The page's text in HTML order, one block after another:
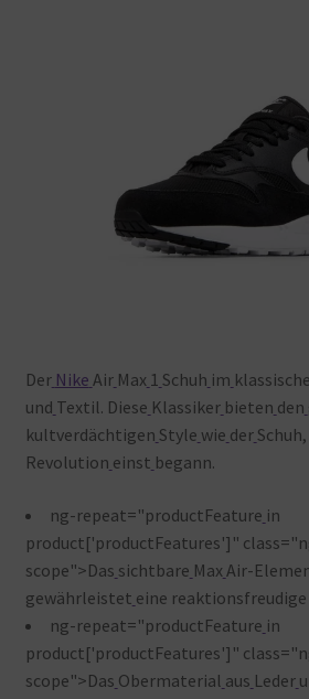
Der Nike Air Max 1 Schuh im klassische
und Textil. Diese Klassiker bieten den
kultverdächtigen Style wie der
Revolution einst begann.
ng-repeat="productFeature in
product['productFeatures']"
scope">Das sichtbare Max Air-
gewährleistet eine
ng-repeat="productFeature in
product['productFeatures']"
scope">Das Obermaterial aus Leder